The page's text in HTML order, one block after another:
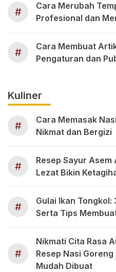
#
Cara Merubah
Profesional dan
#
Cara Membuat
Pengaturan dan
Kuliner
#
Cara Memasak
Nikmat dan Bergizi
#
Resep Sayur Asem
Lezat Bikin
#
Gulai Ikan Tongkol:
Serta Tips
#
Nikmati Cita Rasa
Resep Nasi
Mudah Dibuat